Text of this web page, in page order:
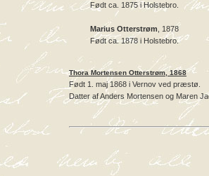
Født ca. 1875 i Holstebro.
Marius Otterstrøm , 1878
Født ca. 1878 i Holstebro.
Thora Mortensen Otterstrøm, 1868
Født 1. maj 1868 i Vernov ved præstø.
Datter af Anders Mortensen og Maren